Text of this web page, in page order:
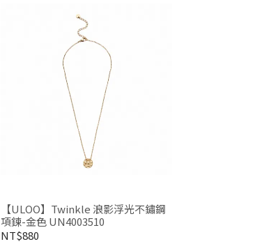
【ULOO】Twinkle 浪影浮光不鏽鋼
項鍊-金色 UN4003510
NT$880